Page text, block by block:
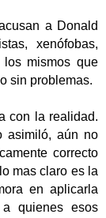
a Donald
xenófobas,
los mismos que
sin problemas.
con la realidad.
asimiló, aún no
correcto
mas claro es la
en aplicarla
quienes esos